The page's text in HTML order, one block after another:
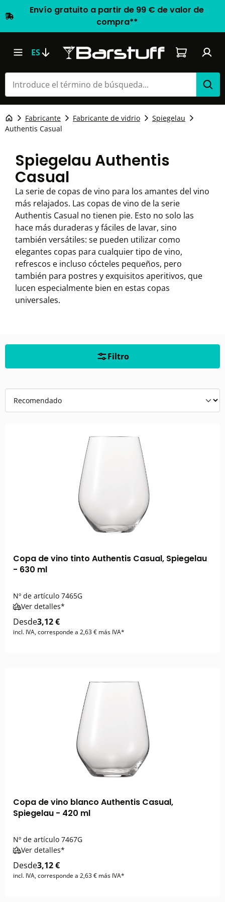
Envío gratuito a partir de 99 € de valor de
compra**
ES El carrito
Fabricante Fabricante de vidrio
Spiegelau
Authentis Casual
Spiegelau Authentis
Casual
La serie de copas de vino para los amantes del vino
más relajados. Las copas de vino de la serie
Authentis Casual no tienen pie. Esto no solo las
hace más duraderas y fáciles de lavar, sino
también versátiles: se pueden utilizar como
elegantes copas para cualquier tipo de vino,
refrescos e incluso cócteles pequeños, pero
también para postres y exquisitos aperitivos, que
lucen especialmente bien en estas copas
universales.
Filtro
Copa de vino tinto Authentis Casual, Spiegelau
- 630 ml
Nº de artículo 7465G
Ver detalles*
Desde3,12 €
incl. IVA, corresponde a 2,63 € más IVA*
Copa de vino blanco Authentis Casual,
Spiegelau - 420 ml
Nº de artículo 7467G
Ver detalles*
Desde3,12 €
incl. IVA, corresponde a 2,63 € más IVA*